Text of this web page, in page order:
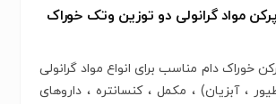
مواد گرانولی دو توزین وتک خوراک
خوراک دام مناسب برای انواع مواد گرانولی
، آبزیان) ، مکمل ، کنسانتره ، داروهای